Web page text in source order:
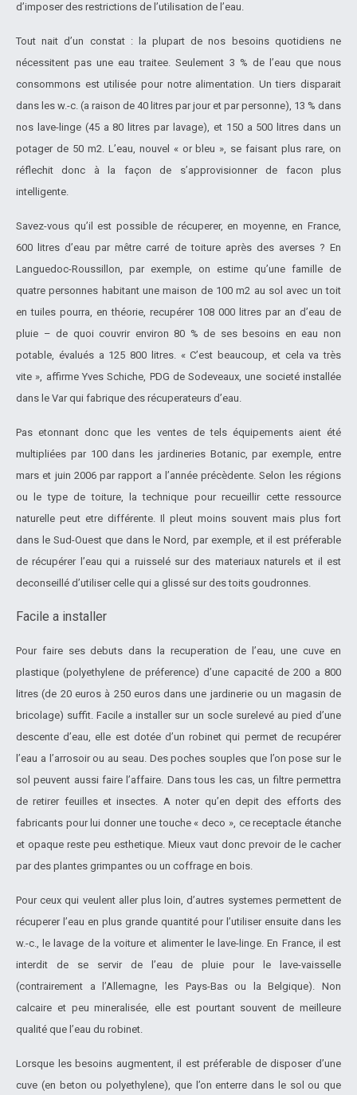
d’imposer des restrictions de l’utilisation de l’eau.
Tout nait d’un constat : la plupart de nos besoins quotidiens ne
nécessitent pas une eau traitee. Seulement 3 % de l’eau que nous
consommons est utilisée pour notre alimentation. Un tiers disparait
dans les w.-c. (a raison de 40 litres par jour et par personne), 13 % dans
nos lave-linge (45 a 80 litres par lavage), et 150 a 500 litres dans un
potager de 50 m2. L’eau, nouvel « or bleu », se faisant plus rare, on
réflechit donc à la façon de s’approvisionner de facon plus
intelligente.
Savez-vous qu’il est possible de récuperer, en moyenne, en France,
600 litres d’eau par mêtre carré de toiture après des averses ? En
Languedoc-Roussillon, par exemple, on estime qu’une famille de
quatre personnes habitant une maison de 100 m2 au sol avec un toit
en tuiles pourra, en théorie, recupérer 108 000 litres par an d’eau de
pluie – de quoi couvrir environ 80 % de ses besoins en eau non
potable, évalués a 125 800 litres. « C’est beaucoup, et cela va très
vite », affirme Yves Schiche, PDG de Sodeveaux, une societé installée
dans le Var qui fabrique des récuperateurs d’eau.
Pas etonnant donc que les ventes de tels équipements aient été
multipliées par 100 dans les jardineries Botanic, par exemple, entre
mars et juin 2006 par rapport a l’année précèdente. Selon les régions
ou le type de toiture, la technique pour recueillir cette ressource
naturelle peut etre différente. Il pleut moins souvent mais plus fort
dans le Sud-Ouest que dans le Nord, par exemple, et il est préferable
de récupérer l’eau qui a ruisselé sur des materiaux naturels et il est
deconseillé d’utiliser celle qui a glissé sur des toits goudronnes.
Facile a installer
Pour faire ses debuts dans la recuperation de l’eau, une cuve en
plastique (polyethylene de préference) d’une capacité de 200 a 800
litres (de 20 euros à 250 euros dans une jardinerie ou un magasin de
bricolage) suffit. Facile a installer sur un socle surelevé au pied d’une
descente d’eau, elle est dotée d’un robinet qui permet de recupérer
l’eau a l’arrosoir ou au seau. Des poches souples que l’on pose sur le
sol peuvent aussi faire l’affaire. Dans tous les cas, un filtre permettra
de retirer feuilles et insectes. A noter qu’en depit des efforts des
fabricants pour lui donner une touche « deco », ce receptacle étanche
et opaque reste peu esthetique. Mieux vaut donc prevoir de le cacher
par des plantes grimpantes ou un coffrage en bois.
Pour ceux qui veulent aller plus loin, d’autres systemes permettent de
récuperer l’eau en plus grande quantité pour l’utiliser ensuite dans les
w.-c., le lavage de la voiture et alimenter le lave-linge. En France, il est
interdit de se servir de l’eau de pluie pour le lave-vaisselle
(contrairement a l’Allemagne, les Pays-Bas ou la Belgique). Non
calcaire et peu mineralisée, elle est pourtant souvent de meilleure
qualité que l’eau du robinet.
Lorsque les besoins augmentent, il est préferable de disposer d’une
cuve (en beton ou polyethylene), que l’on enterre dans le sol ou que